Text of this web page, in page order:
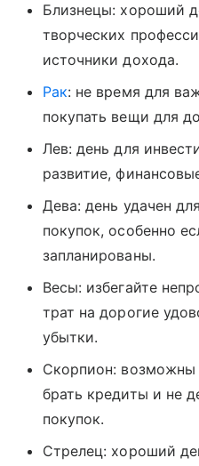
Близнецы: хороший
творческих
источники дохода.
Рак: не время для
покупать вещи для
Лев: день для
развитие,
Дева: день удачен
покупок, особенно
запланированы.
Весы: избегайте
трат на дорогие
убытки.
Скорпион: возможны
брать кредиты и не
покупок.
Стрелец: хороший